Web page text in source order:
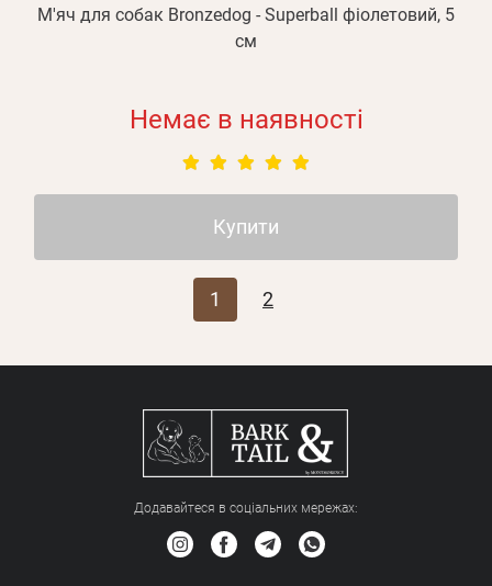
М'яч для собак Bronzedog - Superball фіолетовий, 5
см
Немає в наявності
Купити
1 2
Додавайтеся в соціальних мережах: